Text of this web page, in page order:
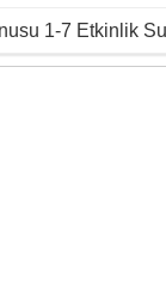
1-7 Etkinlik